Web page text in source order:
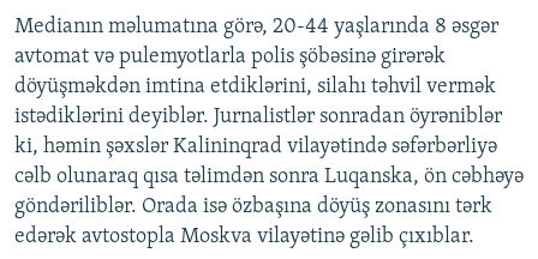
Medianın məlumatına görə, 20-44 yaşlarında 8 əsgər
avtomat və pulemyotlarla polis şöbəsinə girərək
döyüşməkdən imtina etdiklərini, silahı təhvil vermək
istədiklərini deyiblər. Jurnalistlər sonradan öyrəniblər
ki, həmin şəxslər Kalininqrad vilayətində səfərbərliyə
cəlb olunaraq qısa təlimdən sonra Luqanska, ön cəbhəyə
göndəriliblər. Orada isə özbaşına döyüş zonasını tərk
edərək avtostopla Moskva vilayətinə gəlib çıxıblar.